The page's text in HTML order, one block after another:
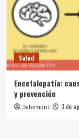
Salud
Encefalopatía:
y prevención
Dahemont 3 de